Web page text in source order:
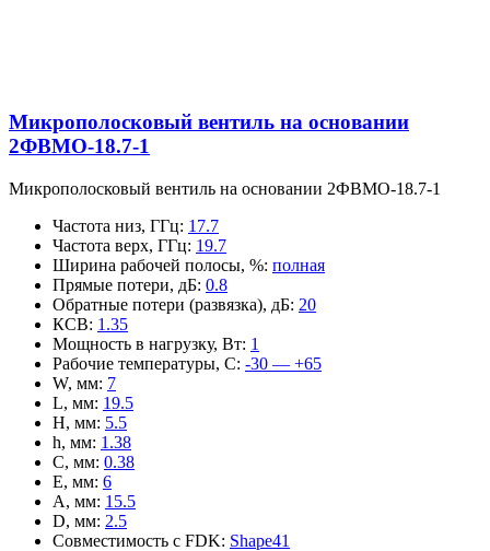
Микрополосковый вентиль на основании
2ФВМO-18.7-1
Микрополосковый вентиль на основании 2ФВМO-18.7-1
Частота низ, ГГц: 17.7
Частота верх, ГГц: 19.7
Ширина рабочей полосы, %: полная
Прямые потери, дБ: 0.8
Обратные потери (развязка), дБ: 20
КСВ: 1.35
Мощность в нагрузку, Вт: 1
Рабочие температуры, С: -30 — +65
W, мм: 7
L, мм: 19.5
H, мм: 5.5
h, мм: 1.38
C, мм: 0.38
E, мм: 6
A, мм: 15.5
D, мм: 2.5
Совместимость с FDK: Shape41